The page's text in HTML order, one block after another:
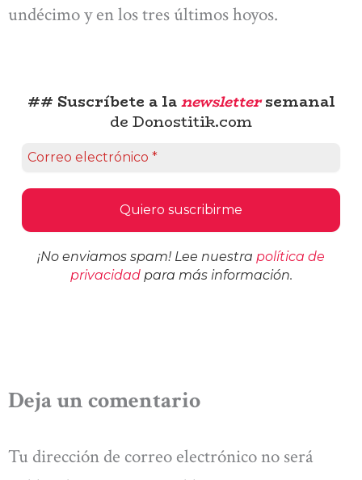
undécimo y en los tres últimos hoyos.
## Suscríbete a lanewslettersemanal
de Donostitik.com
¡No enviamos spam! Lee nuestra política de
privacidadpara más información.
Deja un comentario
Tu dirección de correo electrónico no será